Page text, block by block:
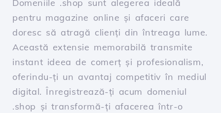
Domeniile .shop sunt alegerea ideală
pentru magazine online și afaceri care
doresc să atragă clienți din întreaga lume.
Această extensie memorabilă transmite
instant ideea de comerț și profesionalism,
oferindu-ți un avantaj competitiv în mediul
digital. Înregistrează-ți acum domeniul
.shop și transformă-ți afacerea într-o